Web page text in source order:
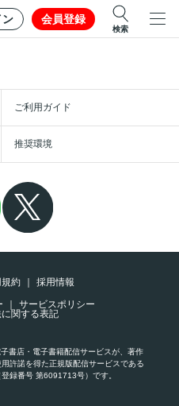
ン 会員登録
検索
ご利用ガイド
推奨環境
約
採用情報
サービスポリシー
関する表記
書店・電子書籍配信サービスが、著作
許諾を得た正規版配信サービスである
録番号 第6091713号）です。